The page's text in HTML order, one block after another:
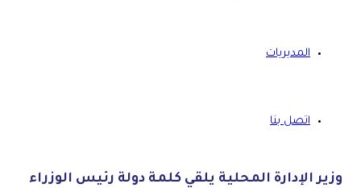
المديريات
اتصل بنا
وزير الإدارة المحلية يلقي كلمة دولة رئيس الوزراء